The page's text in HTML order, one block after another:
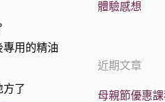
用的精油
方了
體驗感想
近期文章
母親節優惠